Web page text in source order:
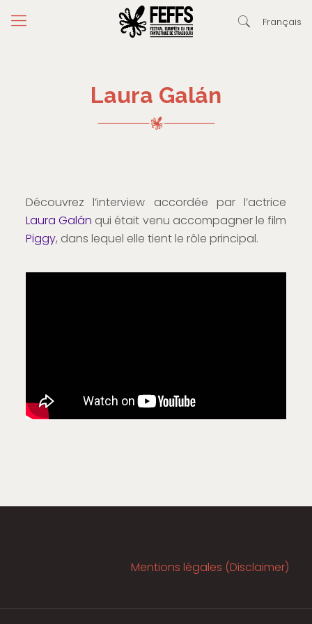
Français
Laura Galán
Découvrez l’interview accordée par l’actrice
Laura Galán qui était venu accompagner le film
Piggy, dans lequel elle tient le rôle principal.
Mentions légales (Disclaimer)